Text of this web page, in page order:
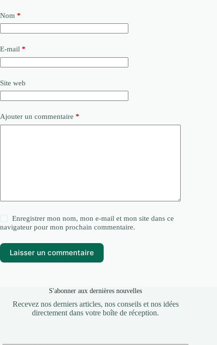
Nom *
E-mail *
Site web
Ajouter un commentaire *
Enregistrer mon nom, mon e-mail et mon site dans ce
navigateur pour mon prochain commentaire.
Laisser un commentaire
S'abonner aux dernières nouvelles
Recevez nos derniers articles, nos conseils et nos idées
directement dans votre boîte de réception.